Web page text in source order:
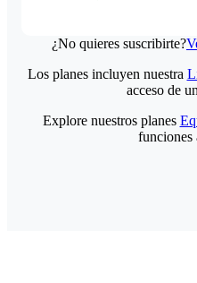
¿No quieres suscribirte?
Los planes incluyen nuestra
acceso de
Explore nuestros planes
funciones